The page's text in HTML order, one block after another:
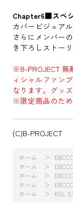
Chapter6■スペ
カバービジュア
さらにメンバー
き下ろしストー
※B-PROJECT 無
ィシャルファン
なります。グッ
※限定商品のため
(C)B-PROJECT
ホーム
ホーム
ホーム
ホーム
ホーム
KGL